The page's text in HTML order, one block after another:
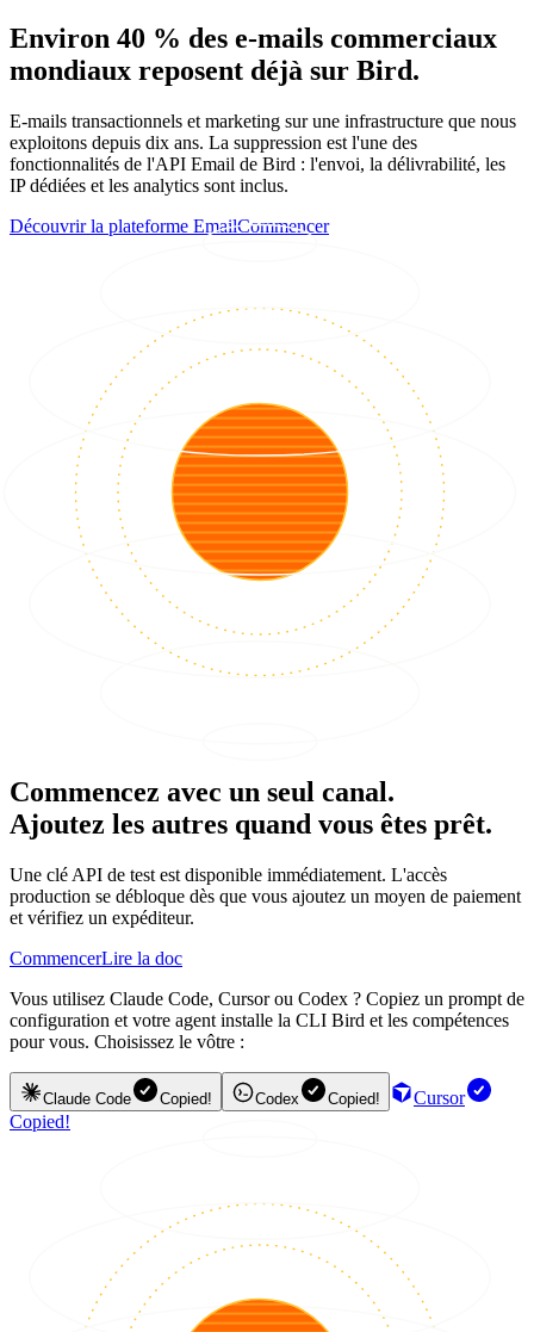
Environ 40 % des e-mails commerciaux
mondiaux reposent déjà sur Bird.
E-mails transactionnels et marketing sur une infrastructure que nous
exploitons depuis dix ans. La suppression est l'une des
fonctionnalités de l'API Email de Bird : l'envoi, la délivrabilité, les
IP dédiées et les analytics sont inclus.
Découvrir la plateforme EmailCommencer
Commencez avec un seul canal.
Ajoutez les autres quand vous êtes prêt.
Une clé API de test est disponible immédiatement. L'accès
production se débloque dès que vous ajoutez un moyen de paiement
et vérifiez un expéditeur.
CommencerLire la doc
Vous utilisez Claude Code, Cursor ou Codex ? Copiez un prompt de
configuration et votre agent installe la CLI Bird et les compétences
pour vous. Choisissez le vôtre :
Claude Code Copied! Codex Copied!
Cursor
Copied!